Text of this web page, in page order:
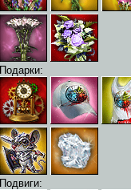
Подарки:
Подвиги: